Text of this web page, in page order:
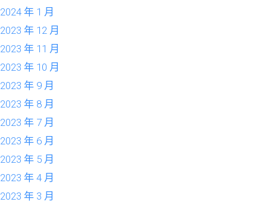
2024 年 1 月
2023 年 12 月
2023 年 11 月
2023 年 10 月
2023 年 9 月
2023 年 8 月
2023 年 7 月
2023 年 6 月
2023 年 5 月
2023 年 4 月
2023 年 3 月